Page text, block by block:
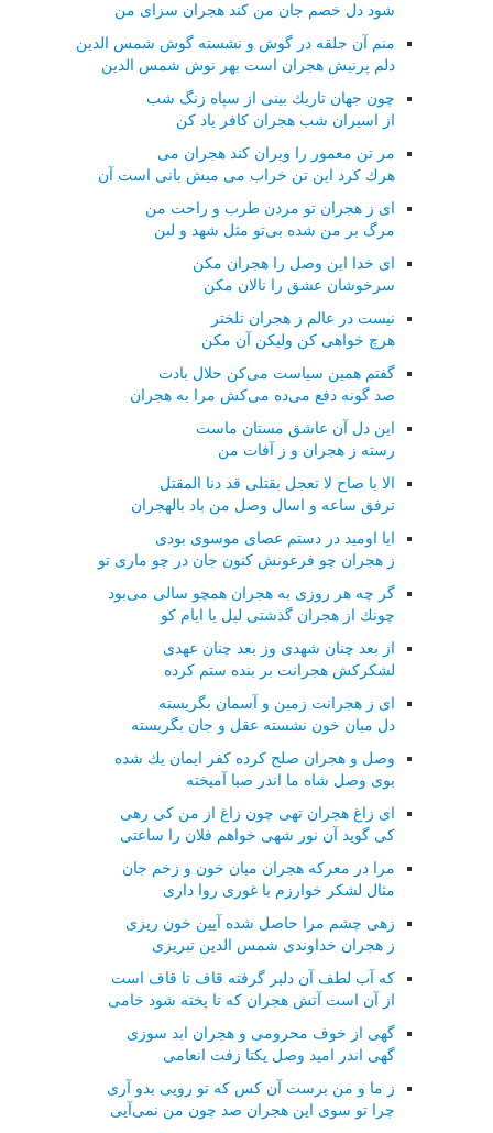
شود دل خصم جان من كند هجران سزای من
منم آن حلقه در گوش و نشسته گوش شمس الدین
دلم پرنیش هجران است بهر نوش شمس الدین
چون جهان تاریك بینی از سپاه زنگ شب
از اسیران شب هجران كافر یاد كن
مر تن معمور را ویران كند هجران می
هرك كرد این تن خراب می میش بانی است آن
ای ز هجران تو مردن طرب و راحت من
مرگ بر من شده بی‌تو مثل شهد و لبن
ای خدا این وصل را هجران مكن
سرخوشان عشق را نالان مكن
نیست در عالم ز هجران تلختر
هرچ خواهی كن ولیكن آن مكن
گفتم همین سیاست می‌كن حلال بادت
صد گونه دفع می‌ده می‌كش مرا به هجران
این دل آن عاشق مستان ماست
رسته ز هجران و ز آفات من
الا یا صاح لا تعجل بقتلی قد دنا المقتل
ترفق ساعه و اسال وصل من باد بالهجران
ایا اومید در دستم عصای موسوی بودی
ز هجران چو فرعونش كنون جان در چو ماری تو
گر چه هر روزی به هجران همچو سالی می‌بود
چونك از هجران گذشتی لیل یا ایام كو
از بعد چنان شهدی وز بعد چنان عهدی
لشكركش هجرانت بر بنده ستم كرده
ای ز هجرانت زمین و آسمان بگریسته
دل میان خون نشسته عقل و جان بگریسته
وصل و هجران صلح كرده كفر ایمان یك شده
بوی وصل شاه ما اندر صبا آمیخته
ای زاغ هجران تهی چون زاغ از من كی رهی
كی گوید آن نور شهی خواهم فلان را ساعتی
مرا در معركه هجران میان خون و زخم جان
مثال لشكر خوارزم با غوری روا داری
زهی چشم مرا حاصل شده آیین خون ریزی
ز هجران خداوندی شمس الدین تبریزی
كه آب لطف آن دلبر گرفته قاف تا قاف است
از آن است آتش هجران كه تا پخته شود خامی
گهی از خوف محرومی و هجران ابد سوزی
گهی اندر امید وصل یكتا زفت انعامی
ز ما و من برست آن كس كه تو رویی بدو آری
چرا تو سوی این هجران صد چون من نمی‌آیی